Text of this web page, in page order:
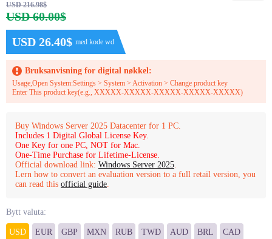
USD 216.98$
USD 60.00$
USD 26.40$ med kode wd
Bruksanvisning for digital nøkkel:
Usage,Open System:Settings > System > Activation > Change product key
Enter This product key(e.g., XXXXX-XXXXX-XXXXX-XXXXX-XXXXX)
Buy Windows Server 2025 Datacenter for 1 PC.
Includes 1 Digital Global License Key.
One Key for one PC, NOT for Mac.
One-Time Purchase for Lifetime-License.
Official download link: Windows Server 2025.
Lern how to convert an evaluation version to a full retail version, you
can read this official guide.
Bytt valuta:
USD EUR GBP MXN RUB TWD AUD BRL CAD